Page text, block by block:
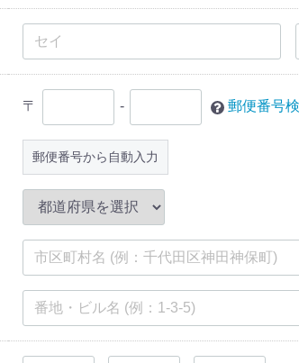
〒 - 郵便番号
郵便番号から自動入力